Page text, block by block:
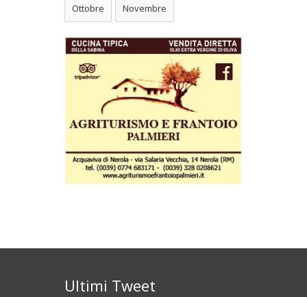
Ottobre Novembre
Ultimi Tweet